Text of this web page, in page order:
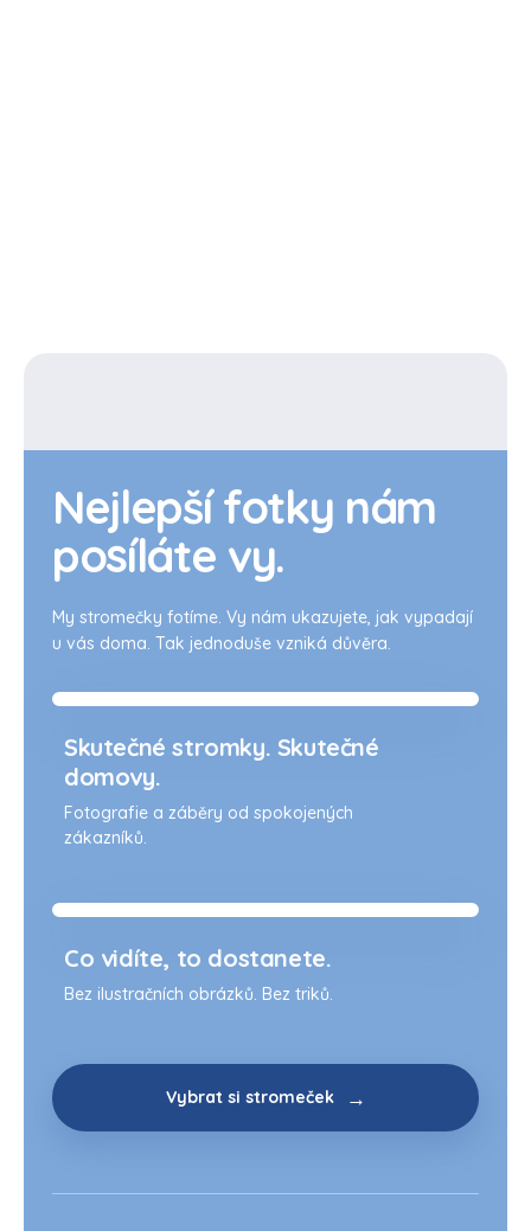
Nejlepší fotky nám
posíláte vy.
My stromečky fotíme. Vy nám ukazujete, jak vypadají
u vás doma. Tak jednoduše vzniká důvěra.
Skutečné stromky. Skutečné
domovy.
Fotografie a záběry od spokojených
zákazníků.
Co vidíte, to dostanete.
Bez ilustračních obrázků. Bez triků.
Vybrat si stromeček